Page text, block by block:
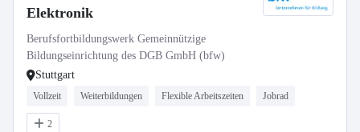
Elektronik
Berufsfortbildungswerk Gemeinnützige
Bildungseinrichtung des DGB GmbH (bfw)
Stuttgart
Vollzeit Weiterbildungen Flexible Arbeitszeiten Jobrad
2